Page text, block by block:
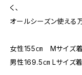
く、
オールシーズン使える
女性155㎝ Mサイズ
男性169.5㎝ Lサイズ